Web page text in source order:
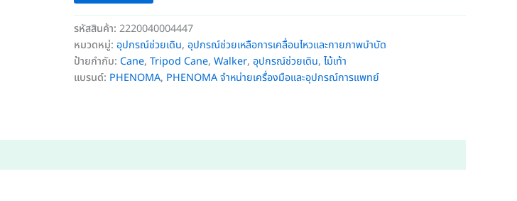
รหัสสินค้า: 2220040004447
หมวดหมู่: อุปกรณ์ช่วยเดิน, อุปกรณ์ช่วยเหลือการเคลื่อนไหวและกายภาพบำบัด
ป้ายกำกับ: Cane, Tripod Cane, Walker, อุปกรณ์ช่วยเดิน, ไม้เท้า
แบรนด์: PHENOMA, PHENOMA จำหน่ายเครื่องมือและอุปกรณ์การแพทย์